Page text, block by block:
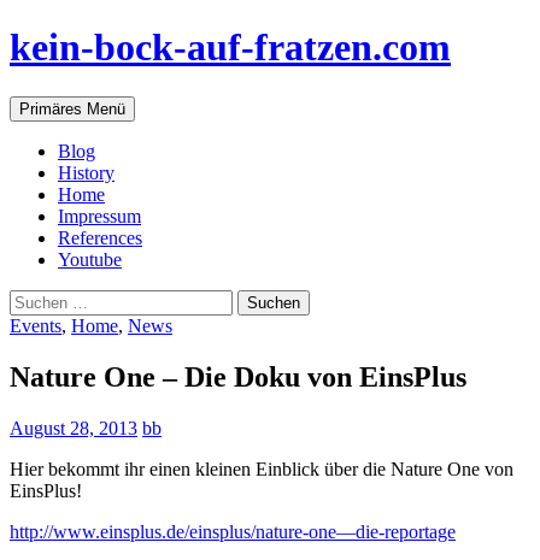
Zum
Inhalt
kein-bock-auf-fratzen.com
Suchen
Primäres Menü
Blog
History
Home
Impressum
References
Youtube
Suchen
nach:
Events, Home, News
Nature One – Die Doku von EinsPlus
August 28, 2013 bb
Hier bekommt ihr einen kleinen Einblick über die Nature One von
EinsPlus!
http://www.einsplus.de/einsplus/nature-one—die-reportage